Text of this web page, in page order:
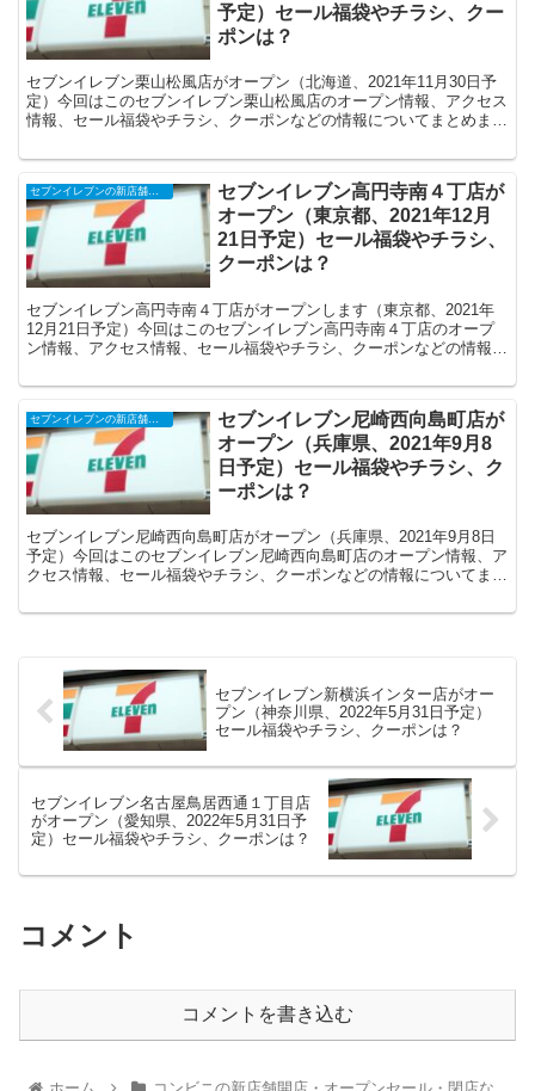
予定）セール福袋やチラシ、クー
ポンは？
セブンイレブン栗山松風店がオープン（北海道、2021年11月30日予
定）今回はこのセブンイレブン栗山松風店のオープン情報、アクセス
情報、セール福袋やチラシ、クーポンなどの情報についてまとめま
セブンイレブンの新店舗開店予定・オープンセール（福袋）、クーポンなど
セブンイレブン高円寺南４丁店が
オープン（東京都、2021年12月
21日予定）セール福袋やチラシ、
クーポンは？
セブンイレブン高円寺南４丁店がオープンします（東京都、2021年
12月21日予定）今回はこのセブンイレブン高円寺南４丁店のオープ
ン情報、アクセス情報、セール福袋やチラシ、クーポンなどの情報に
セブンイレブン尼崎西向島町店が
オープン（兵庫県、2021年9月8
日予定）セール福袋やチラシ、ク
ーポンは？
セブンイレブン尼崎西向島町店がオープン（兵庫県、2021年9月8日
予定）今回はこのセブンイレブン尼崎西向島町店のオープン情報、ア
クセス情報、セール福袋やチラシ、クーポンなどの情報についてまと
セブンイレブン新横浜インター店がオー
プン（神奈川県、2022年5月31日予定）
セール福袋やチラシ、クーポンは？
セブンイレブン名古屋鳥居西通１丁目店
がオープン（愛知県、2022年5月31日予
定）セール福袋やチラシ、クーポンは？
コメント
コメントを書き込む